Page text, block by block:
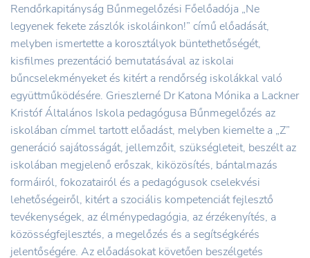
Rendőrkapitányság Bűnmegelőzési Főelőadója „Ne
legyenek fekete zászlók iskoláinkon!” című előadását,
melyben ismertette a korosztályok büntethetőségét,
kisfilmes prezentáció bemutatásával az iskolai
bűncselekményeket és kitért a rendőrség iskolákkal való
együttműködésére. Grieszlerné Dr Katona Mónika a Lackner
Kristóf Általános Iskola pedagógusa Bűnmegelőzés az
iskolában címmel tartott előadást, melyben kiemelte a „Z”
generáció sajátosságát, jellemzőit, szükségleteit, beszélt az
iskolában megjelenő erőszak, kiközösítés, bántalmazás
formáiról, fokozatairól és a pedagógusok cselekvési
lehetőségeiről, kitért a szociális kompetenciát fejlesztő
tevékenységek, az élménypedagógia, az érzékenyítés, a
közösségfejlesztés, a megelőzés és a segítségkérés
jelentőségére. Az előadásokat követően beszélgetés